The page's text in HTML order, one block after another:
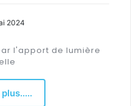
2024
l'apport de lumière